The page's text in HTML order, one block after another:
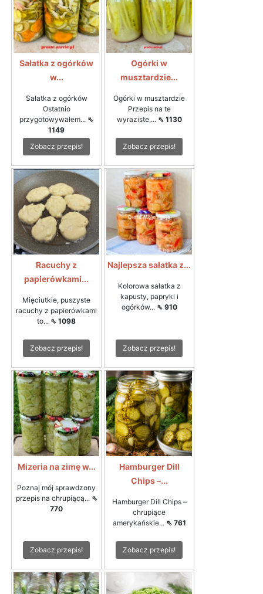
Sałatka z ogórków
w...
Sałatka z ogórków
Ostatnio
przygotowywałem... ⇖
1149
Zobacz przepis!
Ogórki w
musztardzie...
Ogórki w musztardzie
Przepis na te
wyraziste,... ⇖ 1130
Zobacz przepis!
Racuchy z
papierówkami...
Mięciutkie, puszyste
racuchy z papierówkami
to... ⇖ 1098
Zobacz przepis!
Najlepsza sałatka z...
Kolorowa sałatka z
kapusty, papryki i
ogórków... ⇖ 910
Zobacz przepis!
Mizeria na zimę w...
Poznaj mój sprawdzony
przepis na chrupiącą... ⇖
770
Zobacz przepis!
Hamburger Dill
Chips –...
Hamburger Dill Chips –
chrupiące
amerykańskie... ⇖ 761
Zobacz przepis!